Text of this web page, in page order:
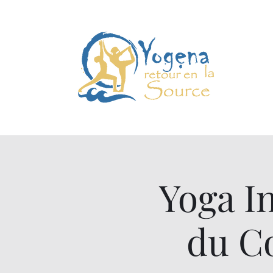
Yoga
du